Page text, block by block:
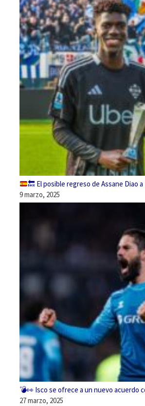
🔙 El posible regreso de Assane Diao a
9 marzo, 2025
💣👀 Isco se ofrece a un nuevo acuerdo
27 marzo, 2025